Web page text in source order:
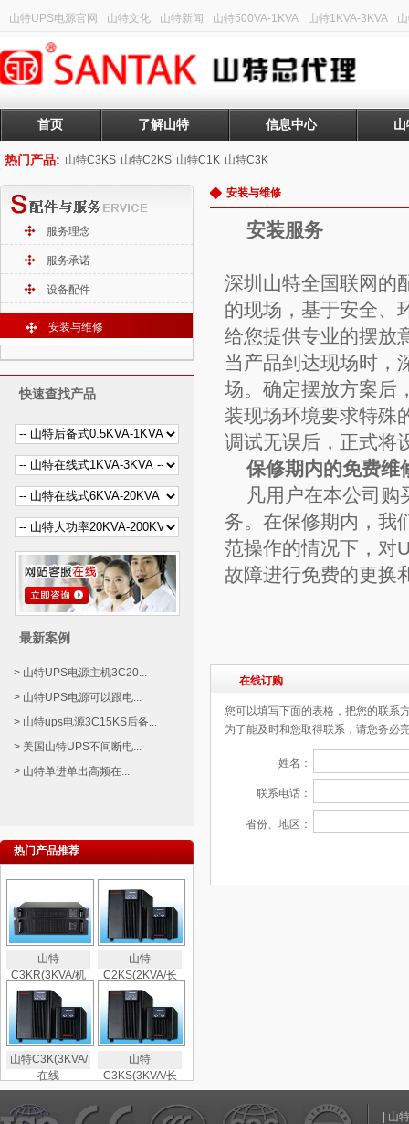
山特UPS电源官网 山特文化 山特新闻 山特500VA-1KVA 山特1KVA-3KVA
首页 了解山特 信息中心
热门产品: 山特C3KS 山特C2KS 山特C1K 山特C3K
服务理念
服务承诺
设备配件
安装与维修
快速查找产品
最新案例
> 山特UPS电源主机3C20...
> 山特UPS电源可以跟电...
> 山特ups电源3C15KS后备...
> 美国山特UPS不间断电...
> 山特单进单出高频在...
热门产品推荐
山特
C3KR(3KVA/机
山特
C2KS(2KVA/长
山特C3K(3KVA/
在线
山特
C3KS(3KVA/长
安装与维修
安装服务
深圳山特全国联网的
的现场，基于安全、
给您提供专业的摆放
当产品到达现场时，
场。确定摆放方案后
装现场环境要求特殊
调试无误后，正式将
保修期内的免费维
凡用户在本公司
务。在保修期内，我
范操作的情况下，对
故障进行免费的更换
在线订购
您可以填写下面的表格，把您的联系
为了能及时和您取得联系，请您务必
姓名：
联系电话：
省份、地区：
山